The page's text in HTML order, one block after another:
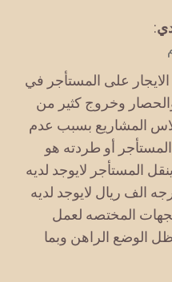
:
على المستأجر في
وخروج كثير من
المشاريع بسبب عدم
أو طردته هو
المستأجر لايوجد لديه
الف ريال لايوجد لديه
المختصه لعمل
الوضع الراهن وبما